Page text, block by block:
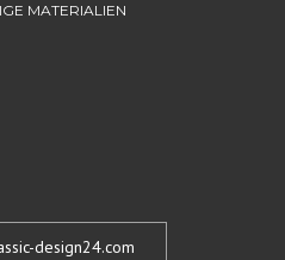
MATERIALIEN
design24.com